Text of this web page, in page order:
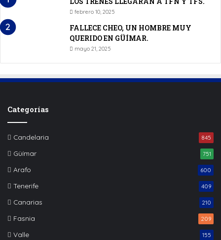
febrero 10, 2025
FALLECE CHEO, UN HOMBRE MUY
QUERIDO EN GÜÍMAR.
mayo 21, 2025
Categorías
Candelaria 845
Güímar 751
Arafo 600
Tenerife 409
Canarias 210
Fasnia 209
Valle 155